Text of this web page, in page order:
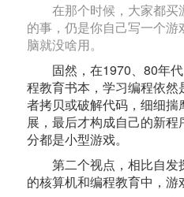
在那个时候，大家都
的事，仍是你自己写一个
脑就没啥用。
固然，在1970、80年
程教育书本，学习编程依然
者拷贝或破解代码，细细
展，最后才构成自己的新
分都是小型游戏。
第二个视点，相比自发
的核算机和编程教育中，游